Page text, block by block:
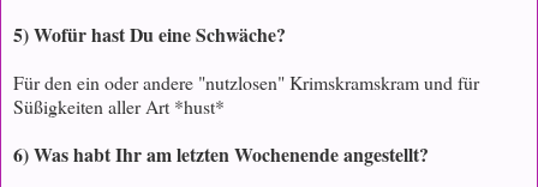
5) Wofür hast Du eine Schwäche?
Für den ein oder andere "nutzlosen" Krimskramskram und für
Süßigkeiten aller Art *hust*
6) Was habt Ihr am letzten Wochenende angestellt?